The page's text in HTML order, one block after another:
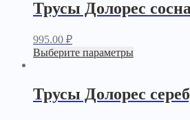
Трусы Долорес сосна
995.00 ₽
Выберите параметры
Трусы Долорес